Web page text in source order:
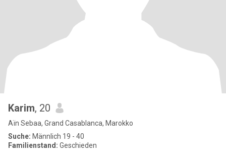
Karim, 20
Aïn Sebaa, Grand Casablanca, Marokko
Suche: Männlich 19 - 40
Familienstand: Geschieden